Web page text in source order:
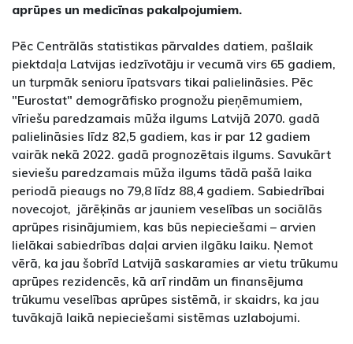
aprūpes un medicīnas pakalpojumiem.
Pēc Centrālās statistikas pārvaldes datiem, pašlaik
piektdaļa Latvijas iedzīvotāju ir vecumā virs 65 gadiem,
un turpmāk senioru īpatsvars tikai palielināsies. Pēc
"Eurostat" demogrāfisko prognožu pieņēmumiem,
vīriešu paredzamais mūža ilgums Latvijā 2070. gadā
palielināsies līdz 82,5 gadiem, kas ir par 12 gadiem
vairāk nekā 2022. gadā prognozētais ilgums. Savukārt
sieviešu paredzamais mūža ilgums tādā pašā laika
periodā pieaugs no 79,8 līdz 88,4 gadiem. Sabiedrībai
novecojot, jārēķinās ar jauniem veselības un sociālās
aprūpes risinājumiem, kas būs nepieciešami – arvien
lielākai sabiedrības daļai arvien ilgāku laiku. Ņemot
vērā, ka jau šobrīd Latvijā saskaramies ar vietu trūkumu
aprūpes rezidencēs, kā arī rindām un finansējuma
trūkumu veselības aprūpes sistēmā, ir skaidrs, ka jau
tuvākajā laikā nepieciešami sistēmas uzlabojumi.